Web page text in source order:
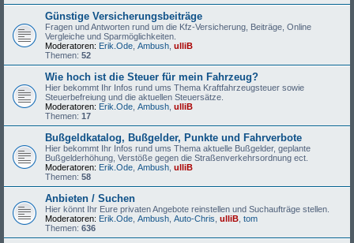
Günstige Versicherungsbeiträge
Fragen und Antworten rund um die Kfz-Versicherung, Beiträge, Online
Vergleiche und Sparmöglichkeiten.
Moderatoren: Erik.Ode Ambush ulliB
Themen: 52
Wie hoch ist die Steuer für mein Fahrzeug?
Hier bekommt Ihr Infos rund ums Thema Kraftfahrzeugsteuer sowie
Steuerbefreiung und die aktuellen Steuersätze.
Moderatoren: Erik.Ode Ambush ulliB
Themen: 17
Bußgeldkatalog, Bußgelder, Punkte und Fahrverbote
Hier bekommt Ihr Infos rund ums Thema aktuelle Bußgelder, geplante
Bußgelderhöhung, Verstöße gegen die Straßenverkehrsordnung ect.
Moderatoren: Erik.Ode Ambush ulliB
Themen: 58
Anbieten / Suchen
Hier könnt Ihr Eure privaten Angebote reinstellen und Suchaufträge stellen.
Moderatoren: Erik.Ode Ambush Auto-Chris ulliB tom
Themen: 636